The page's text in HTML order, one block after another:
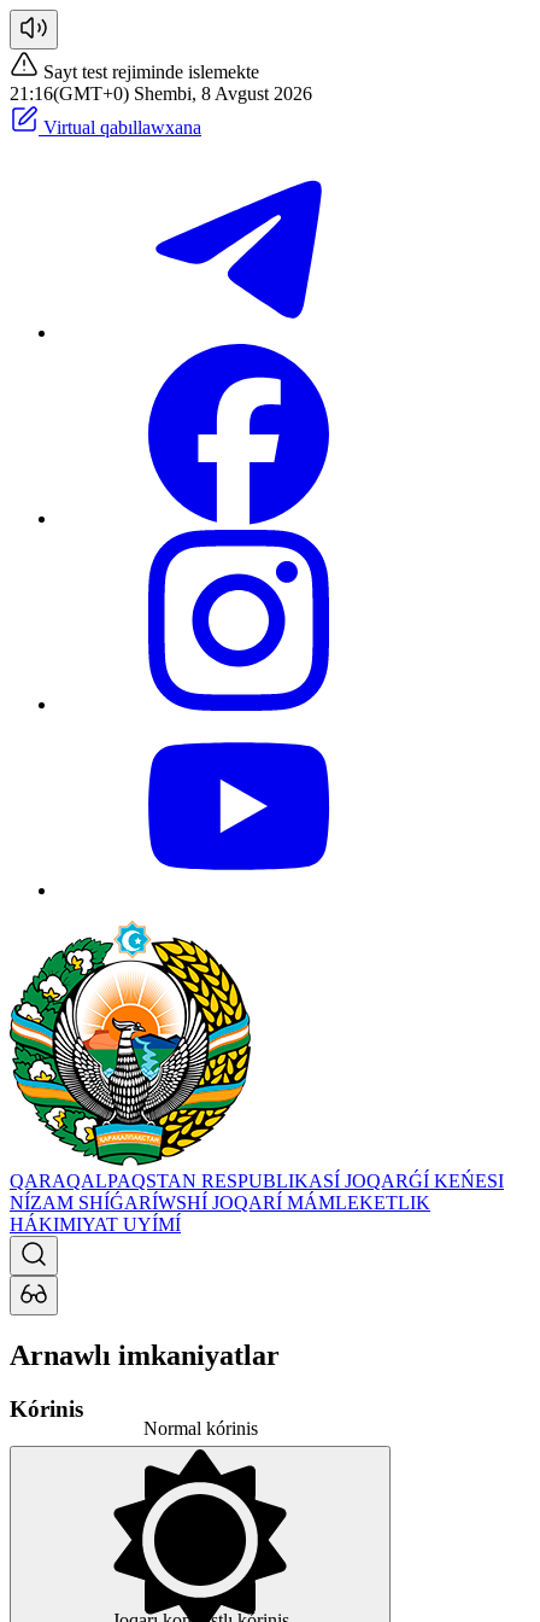
Sayt test rejiminde islemekte
21:16(GMT+0) Shembi, 8 Avgust 2026
Virtual qabıllawxana
QARAQALPAQSTAN RESPUBLIKASÍ JOQARǴÍ KEŃESI
NÍZAM SHÍǴARÍWSHÍ JOQARÍ MÁMLEKETLIK
HÁKIMIYAT UYÍMÍ
Arnawlı imkaniyatlar
Kórinis
Normal kórinis